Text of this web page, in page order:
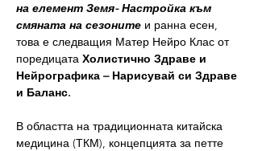
на елемент Земя- Настройка към
смяната на сезоните и ранна есен,
това е следващия Матер Нейро Клас от
поредицата Холистично Здраве и
Нейрографика – Нарисувай си Здраве
и Баланс.
В областта на традиционната китайска
медицина (ТКМ), концепцията за петте